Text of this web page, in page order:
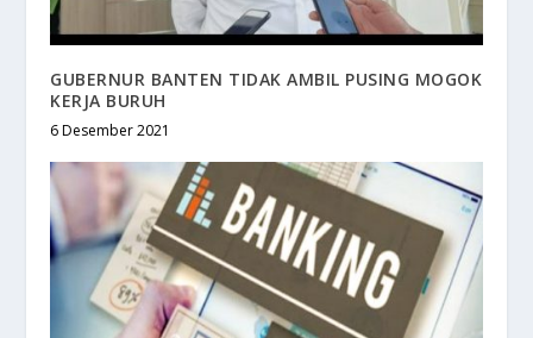
GUBERNUR BANTEN TIDAK AMBIL PUSING MOGOK
KERJA BURUH
6 Desember 2021